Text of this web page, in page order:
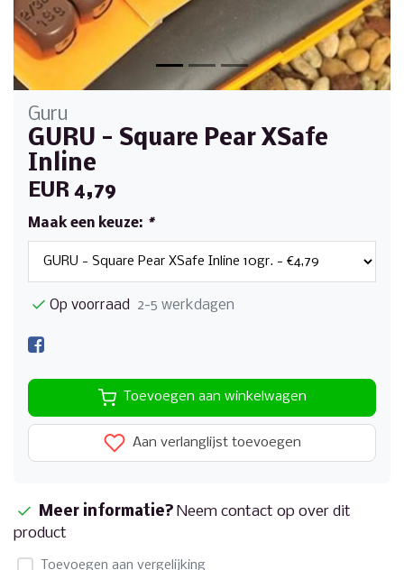
Guru
GURU - Square Pear XSafe
Inline
EUR 4,79
Maak een keuze: *
Op voorraad 2-5 werkdagen
Toevoegen aan winkelwagen
Aan verlanglijst toevoegen
Meer informatie? Neem contact op over dit
product
Toevoegen aan vergelijking